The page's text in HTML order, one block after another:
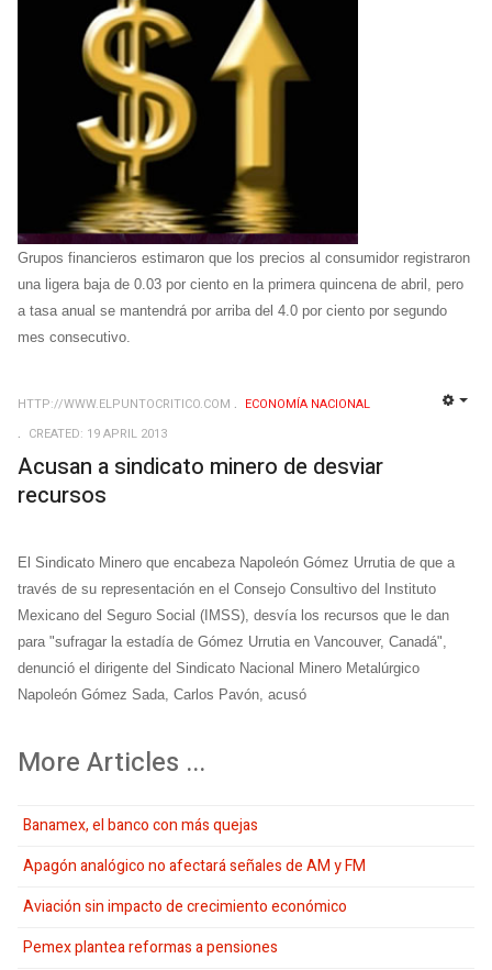
Grupos financieros estimaron que los precios al consumidor registraron
una ligera baja de 0.03 por ciento en la primera quincena de abril, pero
a tasa anual se mantendrá por arriba del 4.0 por ciento por segundo
mes consecutivo.
HTTP://WWW.ELPUNTOCRITICO.COM
ECONOMÍ­A NACIONAL
CREATED: 19 APRIL 2013
Acusan a sindicato minero de desviar
recursos
El Sindicato Minero que encabeza Napoleón Gómez Urrutia de que a
través de su representación en el Consejo Consultivo del Instituto
Mexicano del Seguro Social (IMSS), desvía los recursos que le dan
para "sufragar la estadía de Gómez Urrutia en Vancouver, Canadá",
denunció el dirigente del Sindicato Nacional Minero Metalúrgico
Napoleón Gómez Sada, Carlos Pavón, acusó
More Articles ...
Banamex, el banco con más quejas
Apagón analógico no afectará señales de AM y FM
Aviación sin impacto de crecimiento económico
Pemex plantea reformas a pensiones